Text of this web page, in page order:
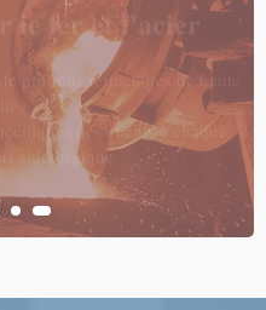
le fer et l'acier
produits réfractaires de haute
des clients à chaque
sidérurgique.